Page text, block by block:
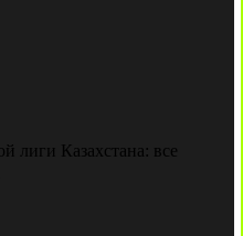
лиги Казахстана: все